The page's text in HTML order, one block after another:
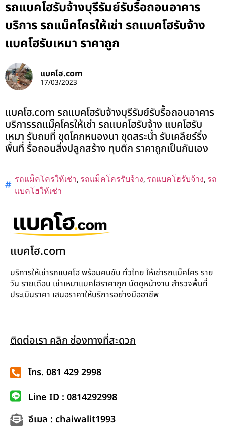
รถแบคโฮรับจ้างบุรีรัมย์รับรื้อถอนอาคาร
บริการ รถแม็คโครให้เช่า รถแบคโฮรับจ้าง
แบคโฮรับเหมา ราคาถูก
แบคโฮ.com
17/03/2023
แบคโฮ.com รถแบคโฮรับจ้างบุรีรัมย์รับรื้อถอนอาคาร
บริการรถแม็คโครให้เช่า รถแบคโฮรับจ้าง แบคโฮรับ
เหมา รับถมที่ ขุดโคกหนองนา ขุดสระน้ำ รับเคลียร์ริ่ง
พื้นที่ รื้อถอนสิ่งปลูกสร้าง ทุบตึก ราคาถูกเป็นกันเอง
รถแม็คโครให้เช่า, รถแม็คโครรับจ้าง, รถแบคโฮรับจ้าง, รถ
แบคโฮให้เช่า
แบคโฮ.com
บริการให้เช่ารถแบคโฮ พร้อมคนขับ ทั่วไทย ให้เช่ารถแม็คโคร ราย
วัน รายเดือน เช่าเหมาแบคโฮราคาถูก นัดดูหน้างาน สำรวจพื้นที่
ประเมินราคา เสนอราคาให้บริการอย่างมืออาชีพ
ติดต่อเรา คลิก ช่องทางที่สะดวก
โทร. 081 429 2998
Line ID : 0814292998
อีเมล : chaiwalit1993